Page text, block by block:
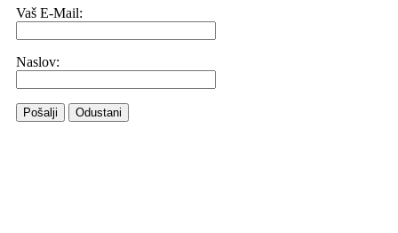
Vaš E-Mail:
Naslov:
Pošalji Odustani